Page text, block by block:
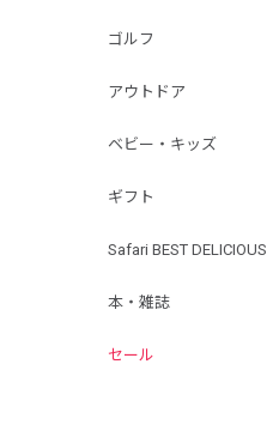
ゴルフ
アウトドア
ベビー・キッズ
ギフト
Safari BEST DELICIOUS
本・雑誌
セール